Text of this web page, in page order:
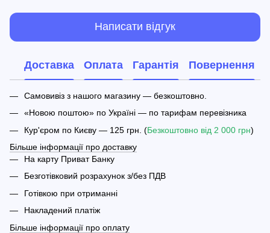
Написати відгук
Доставка Оплата Гарантія Повернення
Самовивіз з нашого магазину — безкоштовно.
«Новою поштою» по Україні — по тарифам перевізника
Кур'єром по Києву — 125 грн. (Безкоштовно від 2 000 грн)
Більше інформації про доставку
На карту Приват Банку
Безготівковий розрахунок з/без ПДВ
Готівкою при отриманні
Накладений платіж
Більше інформації про оплату